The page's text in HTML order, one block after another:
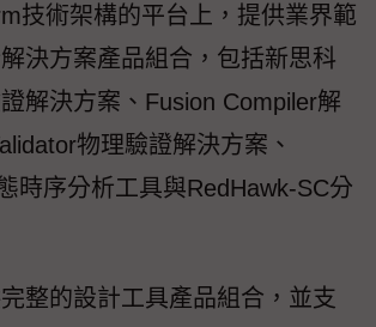
技術架構的平台上，提供業界範
決方案產品組合，包括新思科
解決方案、Fusion Compiler解
物理驗證解決方案、
時序分析工具與RedHawk-SC分
整的設計工具產品組合，並支